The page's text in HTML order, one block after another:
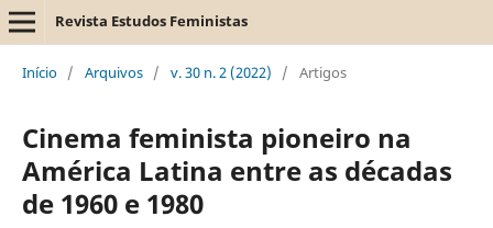
Revista Estudos Feministas
Início / Arquivos / v. 30 n. 2 (2022) / Artigos
Cinema feminista pioneiro na
América Latina entre as décadas
de 1960 e 1980